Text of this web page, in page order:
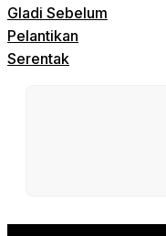
Gladi Sebelum
Pelantikan
Serentak